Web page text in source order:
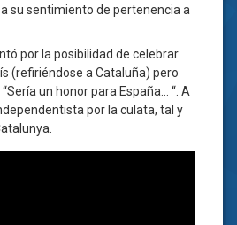
su sentimiento de pertenencia a
por la posibilidad de celebrar
(refiriéndose a Cataluña) pero
un honor para España… “. A
por la culata, tal y